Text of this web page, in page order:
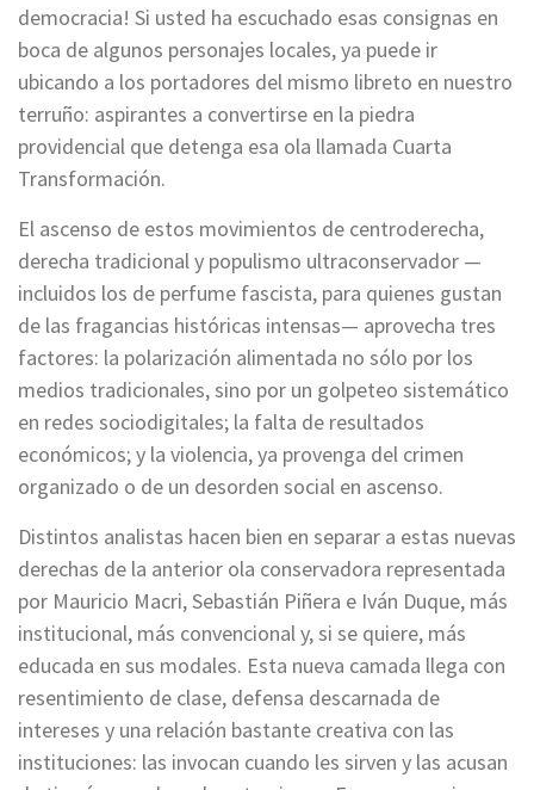
democracia! Si usted ha escuchado esas consignas en
boca de algunos personajes locales, ya puede ir
ubicando a los portadores del mismo libreto en nuestro
terruño: aspirantes a convertirse en la piedra
providencial que detenga esa ola llamada Cuarta
Transformación.
El ascenso de estos movimientos de centroderecha,
derecha tradicional y populismo ultraconservador —
incluidos los de perfume fascista, para quienes gustan
de las fragancias históricas intensas— aprovecha tres
factores: la polarización alimentada no sólo por los
medios tradicionales, sino por un golpeteo sistemático
en redes sociodigitales; la falta de resultados
económicos; y la violencia, ya provenga del crimen
organizado o de un desorden social en ascenso.
Distintos analistas hacen bien en separar a estas nuevas
derechas de la anterior ola conservadora representada
por Mauricio Macri, Sebastián Piñera e Iván Duque, más
institucional, más convencional y, si se quiere, más
educada en sus modales. Esta nueva camada llega con
resentimiento de clase, defensa descarnada de
intereses y una relación bastante creativa con las
instituciones: las invocan cuando les sirven y las acusan